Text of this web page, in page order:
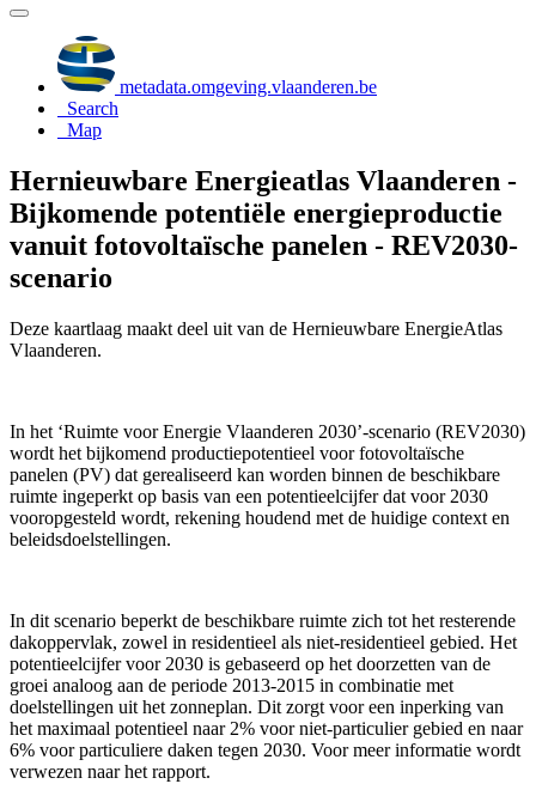
metadata.omgeving.vlaanderen.be
Search
Map
Hernieuwbare Energieatlas Vlaanderen -
Bijkomende potentiële energieproductie
vanuit fotovoltaïsche panelen - REV2030-
scenario
Deze kaartlaag maakt deel uit van de Hernieuwbare EnergieAtlas
Vlaanderen.
In het ‘Ruimte voor Energie Vlaanderen 2030’-scenario (REV2030)
wordt het bijkomend productiepotentieel voor fotovoltaïsche
panelen (PV) dat gerealiseerd kan worden binnen de beschikbare
ruimte ingeperkt op basis van een potentieelcijfer dat voor 2030
vooropgesteld wordt, rekening houdend met de huidige context en
beleidsdoelstellingen.
In dit scenario beperkt de beschikbare ruimte zich tot het resterende
dakoppervlak, zowel in residentieel als niet-residentieel gebied. Het
potentieelcijfer voor 2030 is gebaseerd op het doorzetten van de
groei analoog aan de periode 2013-2015 in combinatie met
doelstellingen uit het zonneplan. Dit zorgt voor een inperking van
het maximaal potentieel naar 2% voor niet-particulier gebied en naar
6% voor particuliere daken tegen 2030. Voor meer informatie wordt
verwezen naar het rapport.